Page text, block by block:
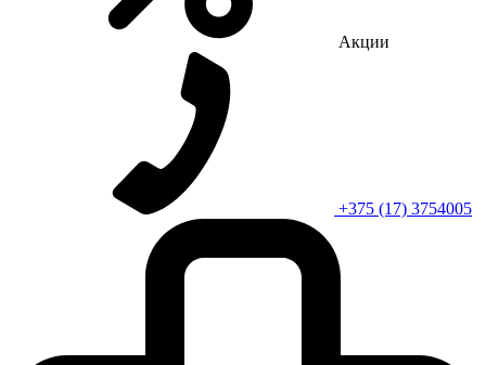
Акции
+375 (17) 3754005